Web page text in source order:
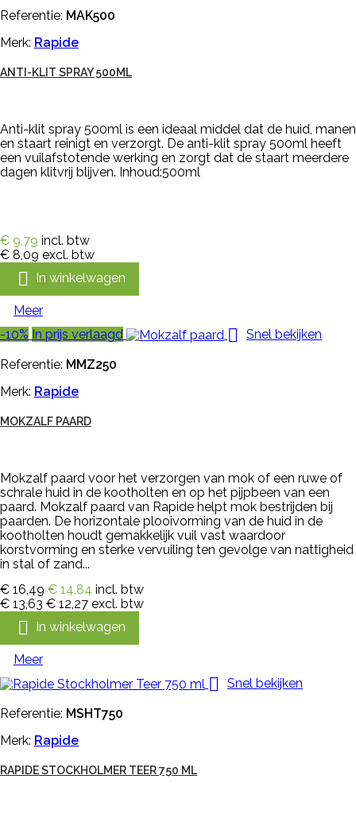
Referentie: MAK500
Merk: Rapide
ANTI-KLIT SPRAY 500ML
Anti-klit spray 500ml is een ideaal middel dat de huid, manen
en staart reinigt en verzorgt. De anti-klit spray 500ml heeft
een vuilafstotende werking en zorgt dat de staart meerdere
dagen klitvrij blijven. Inhoud:500ml
€ 9,79 incl. btw
€ 8,09 excl. btw
 In winkelwagen
Meer
-10% In prijs verlaagd  Snel bekijken
Referentie: MMZ250
Merk: Rapide
MOKZALF PAARD
Mokzalf paard voor het verzorgen van mok of een ruwe of
schrale huid in de kootholten en op het pijpbeen van een
paard. Mokzalf paard van Rapide helpt mok bestrijden bij
paarden. De horizontale plooivorming van de huid in de
kootholten houdt gemakkelijk vuil vast waardoor
korstvorming en sterke vervuiling ten gevolge van nattigheid
in stal of zand...
€ 16,49 € 14,84 incl. btw
€ 13,63 € 12,27 excl. btw
 In winkelwagen
Meer
 Snel bekijken
Referentie: MSHT750
Merk: Rapide
RAPIDE STOCKHOLMER TEER 750 ML